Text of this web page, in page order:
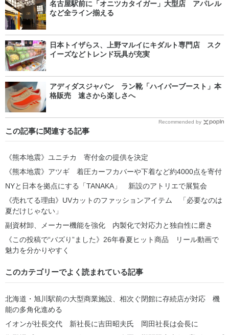
名古屋駅前に「オニツカタイガー」大型店 アパレル
など全ライン揃える
日本トイザらス、上野マルイにキダルト専門店 スク
イーズなどトレンド玩具が充実
アディダスジャパン ラン靴「ハイパーブースト」本
格販売 速さから楽しさへ
Recommended by
この記事に関連する記事
《熊本地震》ユニチカ 寄付金の提供を決定
《熊本地震》アツギ 着圧カーフカバーや下着など約4000点を寄付
NYと日本を拠点にする「TANAKA」 新設のアトリエで展覧会
《売れてる理由》UVカットのファッションアイテム 「必要なのは
夏だけじゃない」
副資材卸、メーカー機能を強化 内製化で対応力と独自性に磨き
《この投稿で“バズり”ました》26年春夏ヒット商品 リール動画で
魅力を分かりやすく
このカテゴリーでよく読まれている記事
北海道・旭川駅前の大型商業施設、相次ぐ閉館に存続店が対応 機
能の多角化進める
イオンが社長交代 新社長に吉田昭夫氏 岡田社長は会長に